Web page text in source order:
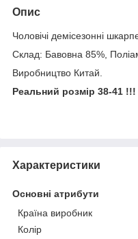
Опис
Чоловічі демісезонні
Склад: Бавовна 85%,
Виробництво Китай.
Реальний розмір 38-41 !!!
Характеристики
Основні атрибути
Країна виробник
Колір